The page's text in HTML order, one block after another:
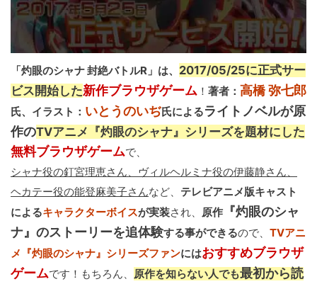
「灼眼のシャナ 封絶バトルR」は、 2017/05/25に正式サー
ビス開始した新作ブラウザゲーム ！ 著者： 高橋 弥七郎
氏、イラスト： いとうのいぢ氏によるライトノベルが原
作のTVアニメ『灼眼のシャナ』シリーズを題材にした
無料ブラウザゲームで、
シャナ役の釘宮理恵さん、ヴィルヘルミナ役の伊藤静さん、
ヘカテー役の能登麻美子さんなど、 テレビアニメ版キャスト
によるキャラクターボイスが実装され、 原作 『灼眼のシャ
ナ』のストーリーを追体験する事ができるので、 TVアニ
メ『灼眼のシャナ』シリーズファンにはおすすめブラウザ
ゲームです！もちろん、 原作を知らない人でも最初から読